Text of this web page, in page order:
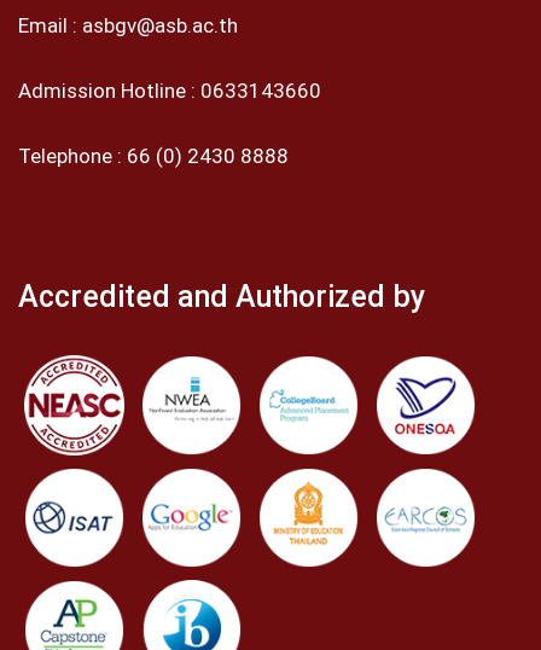
Email : asbgv@asb.ac.th
Admission Hotline : 0633143660
Telephone : 66 (0) 2430 8888
Accredited and Authorized by